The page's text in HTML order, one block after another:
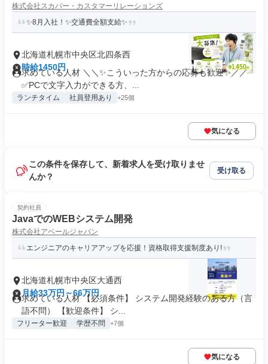
株式会社スカパー・カスタマーリレーションズ
✨8月入社！✨交通費全額支給✨
北海道札幌市中央区北四条西
時給1450円
求めている人材 ＼＼✨こういった方からの応募も歓迎✨／／
✅PCで文字入力ができる方、...
ランチタイム 社員登用あり +25個
気になる
この条件を保存して、新着求人を受け取りませ
んか？
受け取る
契約社員
JavaでのWEBシステム開発
株式会社アベールジャパン
エンジニアのキャリアアップを応援！資格取得支援制度あり!
北海道札幌市中央区大通西
月給33万円～66万円
求めている人材 【必須条件】 システム開発経験のある方（言
語不問） 【歓迎条件】 シ...
フリーター歓迎 学歴不問 +7個
気になる